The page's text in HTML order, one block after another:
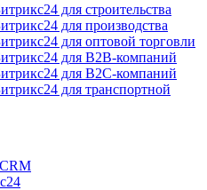
для строительства
для производства
для оптовой торговли
для В2В-компаний
для В2С-компаний
для транспортной